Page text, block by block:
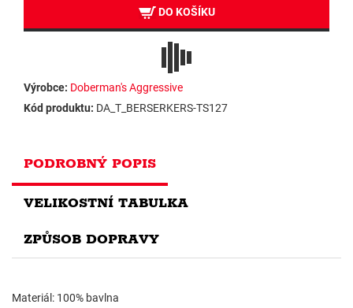
DO KOŠÍKU
Výrobce: Doberman's Aggressive
Kód produktu: DA_T_BERSERKERS-TS127
PODROBNÝ POPIS
VELIKOSTNÍ TABULKA
ZPŮSOB DOPRAVY
Materiál: 100% bavlna